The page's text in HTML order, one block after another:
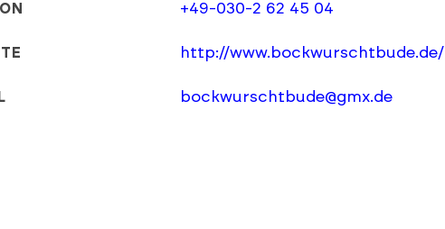
+49-030-2 62 45 04
http://www.bockwurschtbude.de/
bockwurschtbude@gmx.de